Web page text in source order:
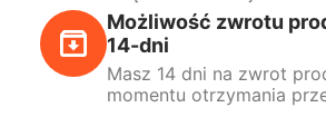
Możliwość zwrotu
14-dni
Masz 14 dni na zwrot
momentu otrzymania